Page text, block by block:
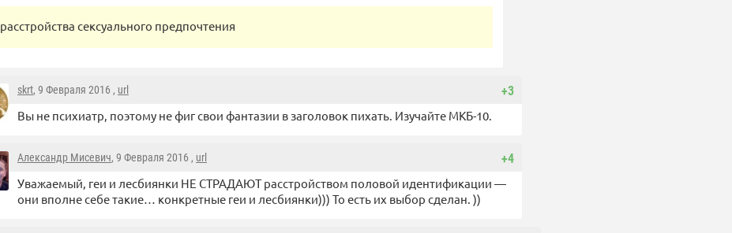
расстройства сексуального предпочтения
+3
skrt, 9 Февраля 2016 , url
Вы не психиатр, поэтому не фиг свои фантазии в заголовок пихать. Изучайте МКБ-10.
+4
Александр Мисевич, 9 Февраля 2016 , url
Уважаемый, геи и лесбиянки НЕ СТРАДАЮТ расстройством половой идентификации —
они вполне себе такие… конкретные геи и лесбиянки))) То есть их выбор сделан. ))